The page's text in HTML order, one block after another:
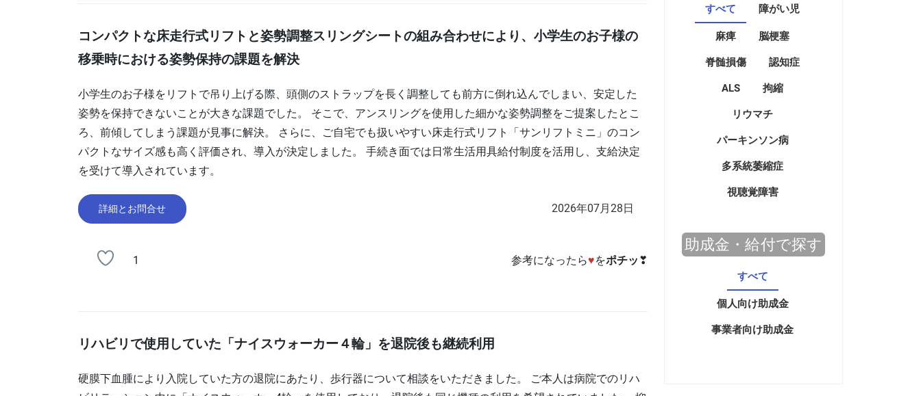
コンパクトな床走行式リフトと姿勢調整スリングシートの組み合わせにより、小学生のお子様の
移乗時における姿勢保持の課題を解決
小学生のお子様をリフトで吊り上げる際、頭側のストラップを長く調整しても前方に倒れ込んでしまい、安定した
姿勢を保持できないことが大きな課題でした。 そこで、アンスリングを使用した細かな姿勢調整をご提案したとこ
ろ、前傾してしまう課題が見事に解決。 さらに、ご自宅でも扱いやすい床走行式リフト「サンリフトミニ」のコン
パクトなサイズ感も高く評価され、導入が決定しました。 手続き面では日常生活用具給付制度を活用し、支給決定
を受けて導入されています。
詳細とお問合せ 2026年07月28日
1 参考になったら♥をポチッ ❣
リハビリで使用していた「ナイスウォーカー４輪」を退院後も継続利用
硬膜下血腫により入院していた方の退院にあたり、歩行器について相談をいただきました。 ご本人は病院でのリハ
すべて 障がい児
麻痺 脳梗塞
脊髄損傷 認知症
ALS 拘縮
リウマチ
パーキンソン病
多系統萎縮症
視聴覚障害
助成金・給付で探す
すべて
個人向け助成金
事業者向け助成金